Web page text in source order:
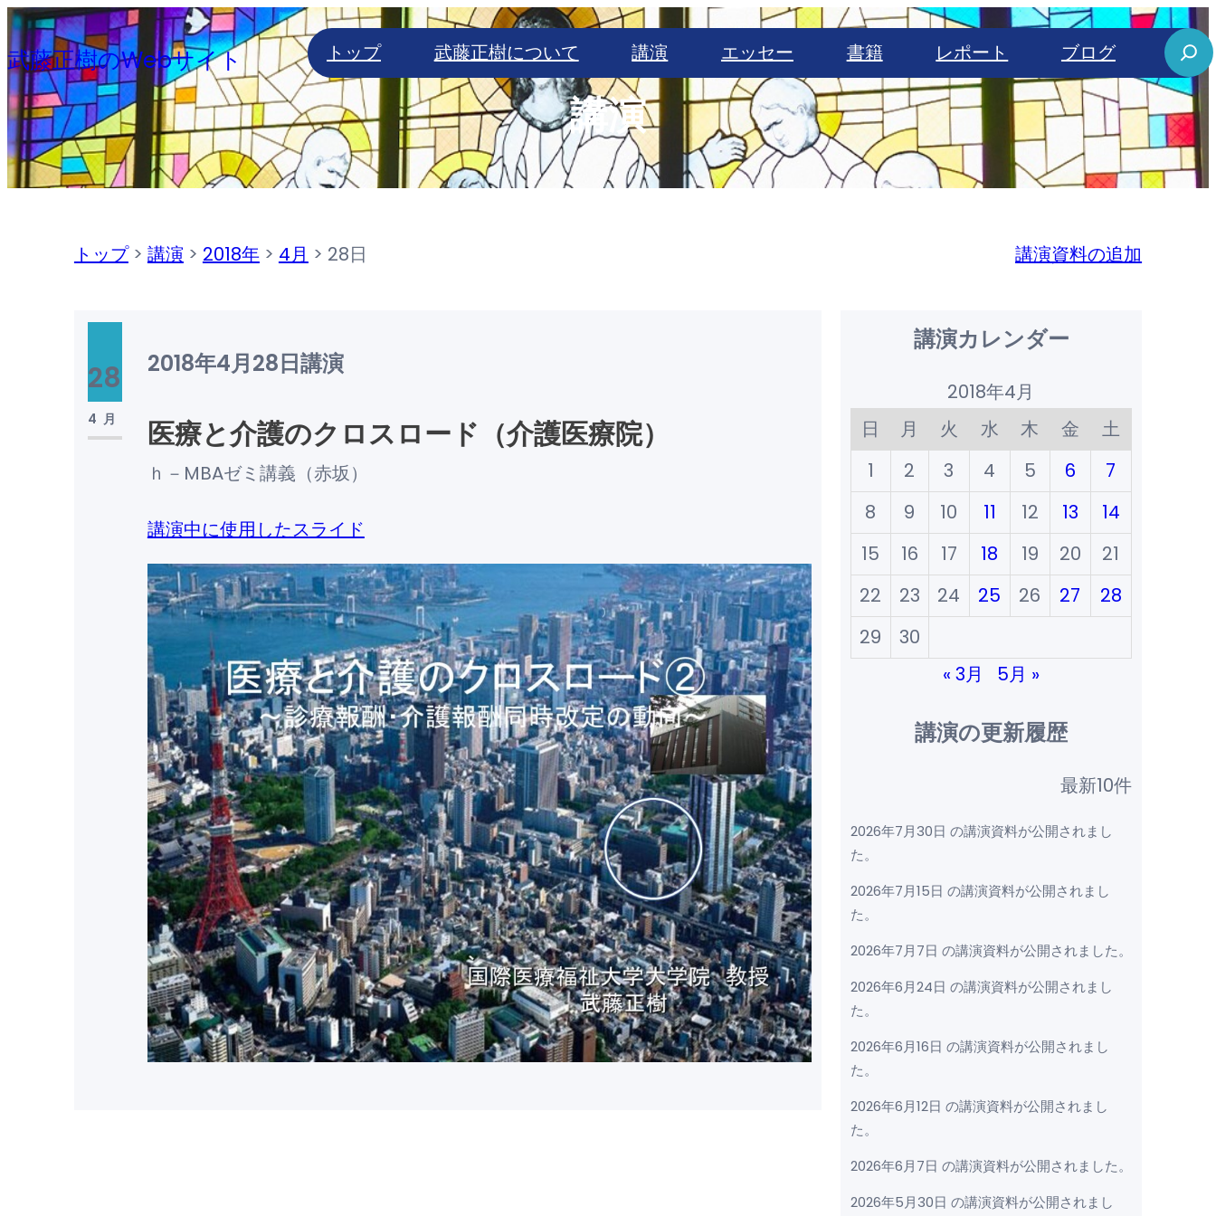
内
容
を
ス
キ
ッ
武藤正樹のWebサイト トップ 武藤正樹について 講演 エッセー 書籍 レポート ブログ
S
e
a
r
c
講演
トップ> 講演 > 2018年> 4月 > 28日 講演資料の追加
28
4月
2018年4月28日講演
医療と介護のクロスロード（介護医療院）
ｈ－MBAゼミ講義（赤坂）
講演中に使用したスライド
講演カレンダー
2018年4月
日
月 火 水 木 金
土
1
2 3 4 5 6
7
8
9 10 11 12 13
14
15
16 17 18 19 20
21
22
23 24 25 26 27
28
29
30
« 3月
5月 »
講演の更新履歴
最新10件
2026年7月30日 の講演資料が公開されまし
た。
2026年7月15日 の講演資料が公開されまし
た。
2026年7月7日 の講演資料が公開されました。
2026年6月24日 の講演資料が公開されまし
た。
2026年6月16日 の講演資料が公開されまし
た。
2026年6月12日 の講演資料が公開されまし
た。
2026年6月7日 の講演資料が公開されました。
2026年5月30日 の講演資料が公開されまし